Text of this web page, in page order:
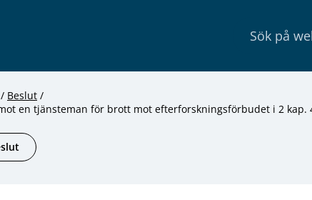
Beslut
en tjänsteman för brott mot efterforskningsförbudet i 2 kap.